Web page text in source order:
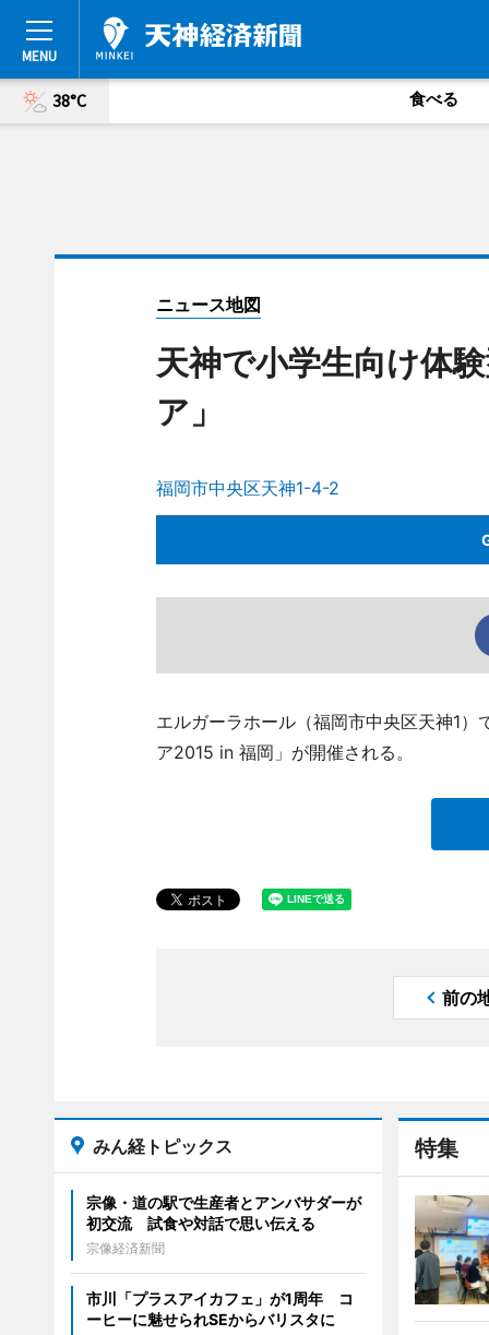
38°C 食べる
ニュース地図
天神で小学生向け体
ア」
福岡市中央区天神1-4-2
エルガーラホール（福岡市中央区天神1
ア2015 in 福岡」が開催される。
前の
特集
みん経トピックス
宗像・道の駅で生産者とアンバサダーが
初交流 試食や対話で思い伝える
宗像経済新聞
市川「プラスアイカフェ」が1周年 コ
ーヒーに魅せられSEからバリスタに